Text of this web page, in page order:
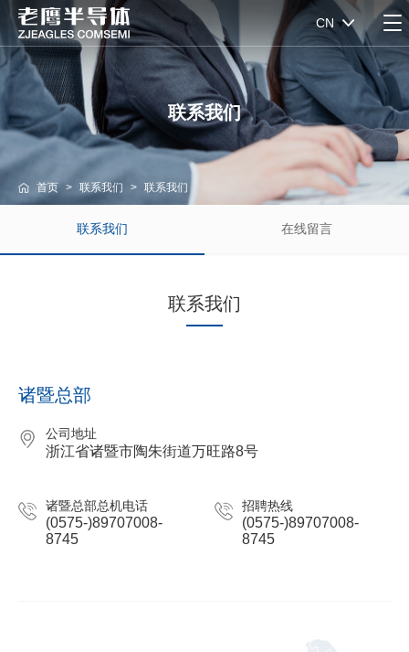
CN
联系我们
首页 > 联系我们 > 联系我们
联系我们 在线留言
联系我们
诸暨总部
公司地址
浙江省诸暨市陶朱街道万旺路8号
诸暨总部总机电话
(0575-)89707008-
8745
招聘热线
(0575-)89707008-
8745